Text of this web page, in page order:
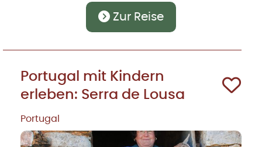
Zur Reise
Portugal mit Kindern
erleben: Serra de Lousa
Portugal